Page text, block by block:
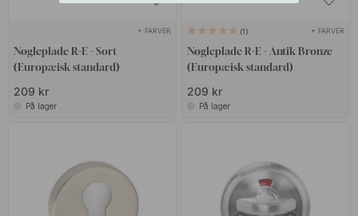
+ FARVER
Nøgleplade R-E - Sort
(Europæisk standard)
209 kr
På lager
1 + FARVER
Nøgleplade R-E - Antik Bronze
(Europæisk standard)
209 kr
På lager